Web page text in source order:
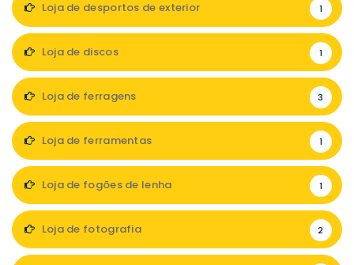
Loja de desportos de exterior 1
Loja de discos 1
Loja de ferragens 3
Loja de ferramentas 1
Loja de fogões de lenha 1
Loja de fotografia 2